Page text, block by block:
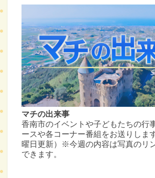
マチの出来事
香南市のイベントや子どもたちの行
ースや各コーナー番組をお送りしま
曜日更新）※今週の内容は写真のリ
できます。